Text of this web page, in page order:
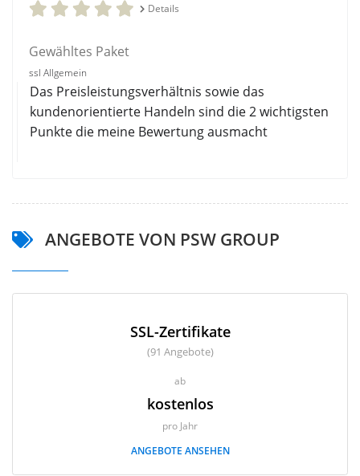
Details
Gewähltes Paket
ssl Allgemein
Das Preisleistungsverhältnis sowie das
kundenorientierte Handeln sind die 2 wichtigsten
Punkte die meine Bewertung ausmacht
ANGEBOTE VON PSW GROUP
SSL-Zertifikate
(91 Angebote)
ab
kostenlos
pro Jahr
ANGEBOTE ANSEHEN